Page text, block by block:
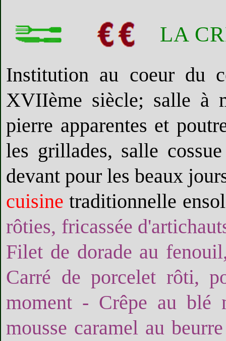
LA
Institution au coeur du
XVIIème siècle; salle à
pierre apparentes et
les grillades, salle
devant pour les beaux
cuisine traditionnelle
rôties, fricassée
Filet de dorade au
Carré de porcelet rôti,
moment - Crêpe au blé
mousse caramel au